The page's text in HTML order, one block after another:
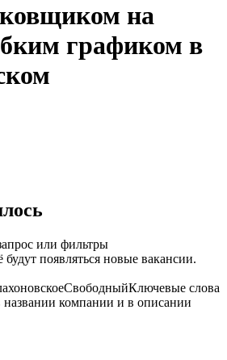
на
графиком в
или фильтры
появляться новые вакансии.
СвободныйКлючевые слова
названии компании и в описании